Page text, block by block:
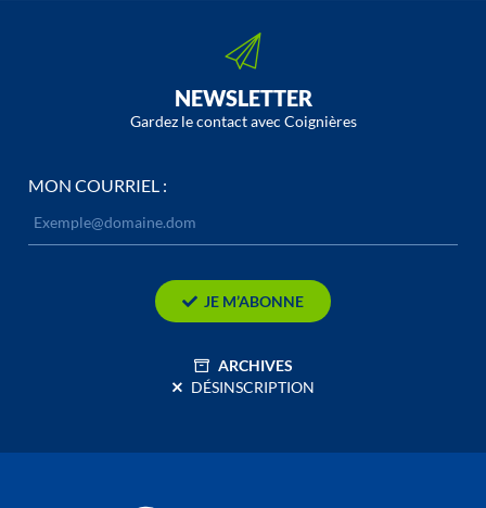
NEWSLETTER
Gardez le contact avec Coignières
MON COURRIEL :
JE M’ABONNE
ARCHIVES
DÉSINSCRIPTION